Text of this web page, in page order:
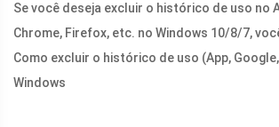
Se você deseja excluir o histórico de uso no
Chrome, Firefox, etc. no Windows 10/8/7,
Como excluir o histórico de uso (App,
Windows